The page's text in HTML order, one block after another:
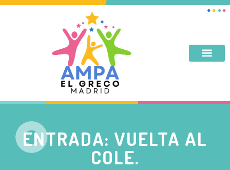
ENTRADA: VUELTA AL
COLE.